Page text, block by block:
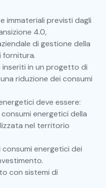
immateriali previsti dagli
4.0,
di gestione della
fornitura.
inseriti in un progetto di
riduzione dei consumi
deve essere:
consumi energetici della
nel territorio
consumi energetici dei
con sistemi di